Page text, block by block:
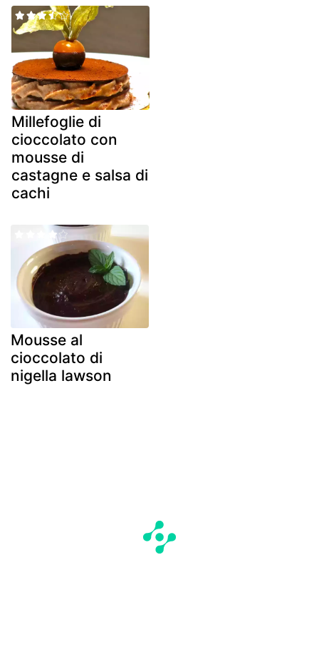
Millefoglie di
cioccolato con
mousse di
castagne e salsa di
cachi
Mousse al
cioccolato di
nigella lawson